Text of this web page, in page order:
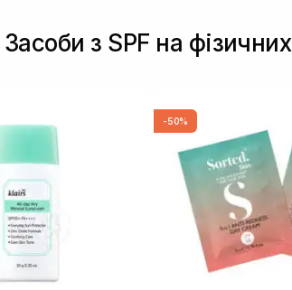
з SPF на
-50%